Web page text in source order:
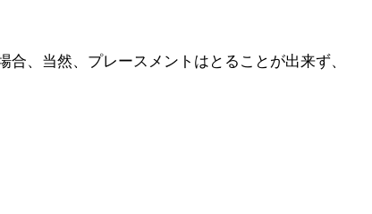
、当然、プレースメントはとることが出来ず、